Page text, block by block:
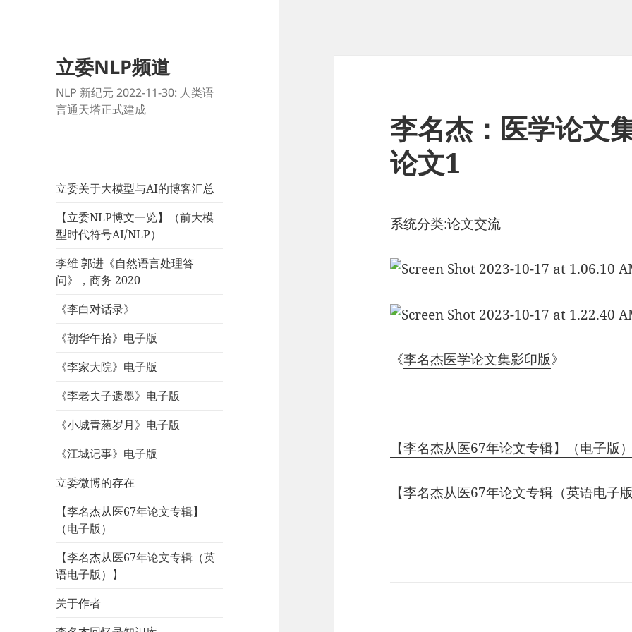
立委NLP频道
NLP 新纪元 2022-11-30: 人类语
言通天塔正式建成
立委关于大模型与AI的博客汇总
【立委NLP博文一览】（前大模
型时代符号AI/NLP）
李维 郭进《自然语言处理答
问》，商务 2020
《李白对话录》
《朝华午拾》电子版
《李家大院》电子版
《李老夫子遗墨》电子版
《小城青葱岁月》电子版
《江城记事》电子版
立委微博的存在
【李名杰从医67年论文专辑】
（电子版）
【李名杰从医67年论文专辑（英
语电子版）】
关于作者
李名杰：医学论文
论文1
系统分类:论文交流
《李名杰医学论文集影印版》
【李名杰从医67年论文专辑】（电子版）
【李名杰从医67年论文专辑（英语电子版